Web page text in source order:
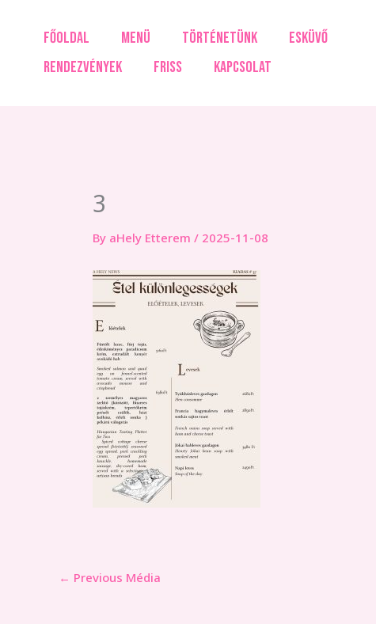
FŐOLDAL MENÜ TÖRTÉNETÜNK
ESKÜVŐ
RENDEZVÉNYEK
FRISS KAPCSOLAT
3
By aHely Etterem / 2025-11-08
← Previous Média